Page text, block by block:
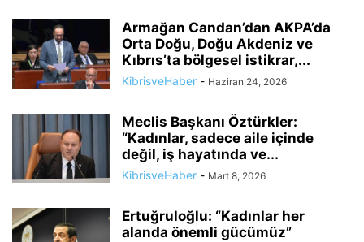
Armağan Candan’dan AKPA’da
Orta Doğu, Doğu Akdeniz ve
Kıbrıs’ta bölgesel istikrar,...
KibrisveHaber - Haziran 24, 2026
Meclis Başkanı Öztürkler:
“Kadınlar, sadece aile içinde
değil, iş hayatında ve...
KibrisveHaber - Mart 8, 2026
Ertuğruloğlu: “Kadınlar her
alanda önemli gücümüz”